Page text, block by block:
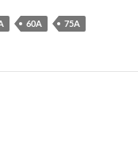
60A 75A